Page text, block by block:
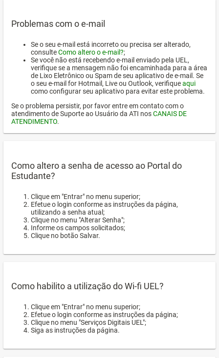
Problemas com o e-mail
Se o seu e-mail está incorreto ou precisa ser alterado,
consulteComo altero o e-mail?;
Se você não está recebendo e-mail enviado pela UEL,
verifique se a mensagem não foi encaminhada para a área
de Lixo Eletrônico ou Spam de seu aplicativo de e-mail. Se
o seu e-mail for Hotmail, Live ou Outlook, verifiqueaqui
como configurar seu aplicativo para evitar este problema.
Se o problema persistir, por favor entre em contato com o
atendimento de Suporte ao Usuário da ATI nosCANAIS DE
ATENDIMENTO.
Como altero a senha de acesso ao Portal do
Estudante?
Clique em "Entrar" no menu superior;
Efetue o login conforme as instruções da página,
utilizando a senha atual;
Clique no menu "Alterar Senha";
Informe os campos solicitados;
Clique no botão Salvar.
Como habilito a utilização do Wi-fi UEL?
Clique em "Entrar" no menu superior;
Efetue o login conforme as instruções da página;
Clique no menu "Serviços Digitais UEL";
Siga as instruções da página.